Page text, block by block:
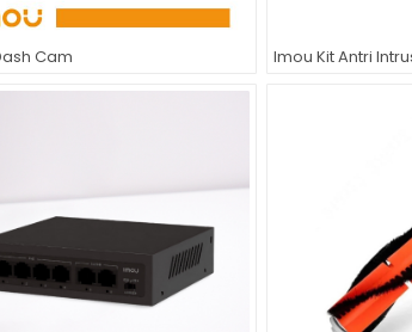
Cam Imou Kit Antri